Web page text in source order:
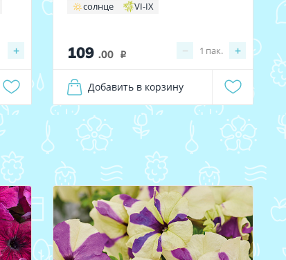
+
солнце VI-IX
109 .00 i − +
1 пак.
Добавить в корзину